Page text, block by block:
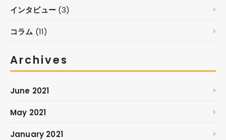
インタビュー(3)
コラム (11)
Archives
June 2021
May 2021
January 2021